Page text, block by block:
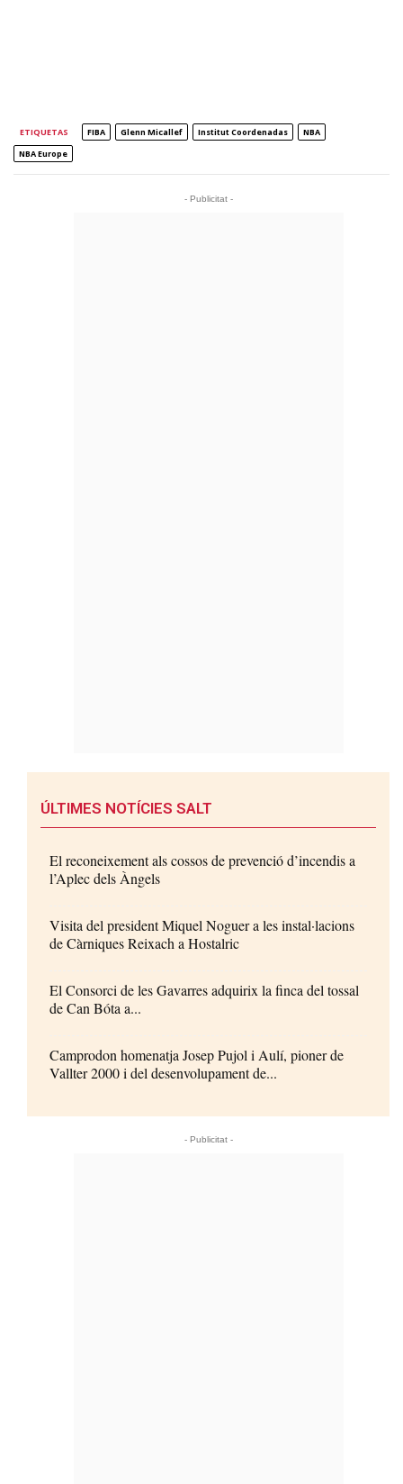
ETIQUETAS FIBA Glenn Micallef Institut Coordenadas
NBA
NBA Europe
- Publicitat -
ÚLTIMES NOTÍCIES SALT
El reconeixement als cossos de prevenció d’incendis a
l’Aplec dels Àngels
Visita del president Miquel Noguer a les instal·lacions
de Càrniques Reixach a Hostalric
El Consorci de les Gavarres adquirix la finca del tossal
de Can Bóta a...
Camprodon homenatja Josep Pujol i Aulí, pioner de
Vallter 2000 i del desenvolupament de...
- Publicitat -